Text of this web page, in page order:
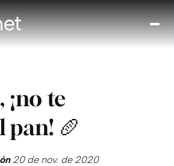
¡no te
pan! 🥖
20 de nov. de 2020